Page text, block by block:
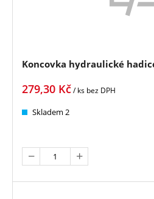
Koncovka hydraulické
279,30 Kč/ ks bez DPH
Skladem 2